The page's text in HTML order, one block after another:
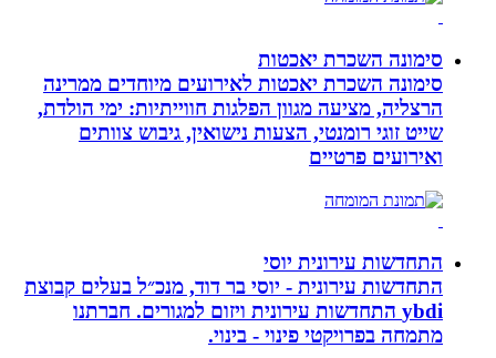
סימונה השכרת יאכטות
סימונה השכרת יאכטות לאירועים מיוחדים ממרינה
הרצליה, מציעה מגוון הפלגות חווייתיות: ימי הולדת,
שייט זוגי רומנטי, הצעות נישואין, גיבוש צוותים
ואירועים פרטיים
התחדשות עירונית יוסי
התחדשות עירונית - יוסי בר דוד, מנכ״ל בעלים קבוצת
ybdi התחדשות עירונית ויזום למגורים. חברתנו
מתמחה בפרויקטי פינוי - בינוי.